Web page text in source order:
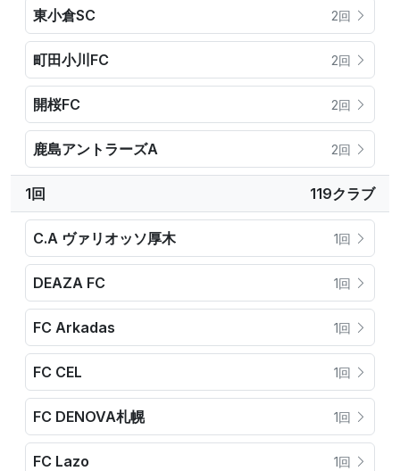
東小倉SC 2回
町田小川FC 2回
開桜FC 2回
鹿島アントラーズA 2回
1回 119クラブ
C.A ヴァリオッソ厚木 1回
DEAZA FC 1回
FC Arkadas 1回
FC CEL 1回
FC DENOVA札幌 1回
FC Lazo 1回